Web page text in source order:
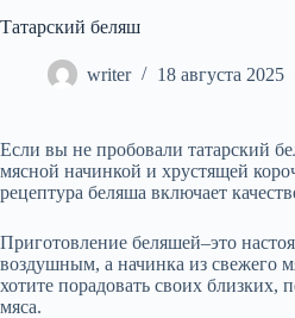
Татарский беляш
writer 18 августа 2025
Если вы не пробовали татарский
мясной начинкой и хрустящей
рецептура беляша включает
Приготовление беляшей–это
воздушным, а начинка из свежего
хотите порадовать своих близких,
мяса.